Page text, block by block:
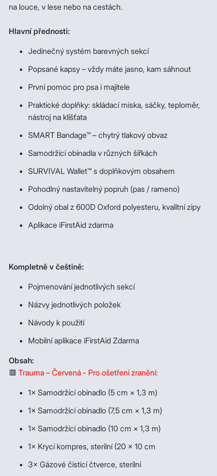
na louce, v lese nebo na cestách.
Hlavní přednosti:
Jedinečný systém barevných sekcí
Popsané kapsy – vždy máte jasno, kam sáhnout
První pomoc pro psa i majitele
Praktické doplňky: skládací miska, sáčky, teploměr,
nástroj na klíšťata
SMART Bandage™ – chytrý tlakový obvaz
Samodržící obinadla v různých šířkách
SURVIVAL Wallet™ s doplňkovým obsahem
Pohodlný nastavitelný popruh (pas / rameno)
Odolný obal z 600D Oxford polyesteru, kvalitní zipy
Aplikace iFirstAid zdarma
Kompletně v češtině:
Pojmenování jednotlivých sekcí
Názvy jednotlivých položek
Návody k použití
Mobilní aplikace iFirstAid Zdarma
Obsah:
🟥 Trauma – Červená - Pro ošetření zranění:
1× Samodržící obinadlo (5 cm × 1,3 m)
1× Samodržící obinadlo (7,5 cm × 1,3 m)
1× Samodržící obinadlo (10 cm × 1,3 m)
1× Krycí kompres, sterilní (20 × 10 cm
3× Gázové čistící čtverce, sterilní